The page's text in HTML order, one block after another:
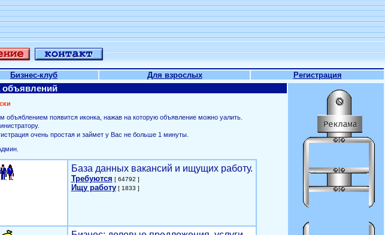
Бизнес-клуб Для взрослых Регистрация
объявлений
появится иконка, нажав на которую объявление можно уалить.
очень простая и займет у Вас не больше 1 минуты.
База данных вакансий и ищущих работу.
Требуются [ 64792 ]
Ищу работу[ 1833 ]